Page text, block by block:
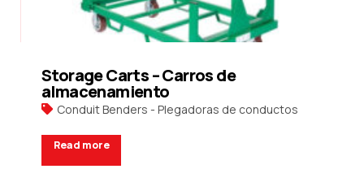
Conduit Benders - Plegadoras de conductos
Storage Carts – Carros de
almacenamiento
Read more